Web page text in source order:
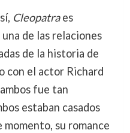
Cleopatraes
de las relaciones
de la historia de
con el actor Richard
fue tan
estaban casados
momento, su romance